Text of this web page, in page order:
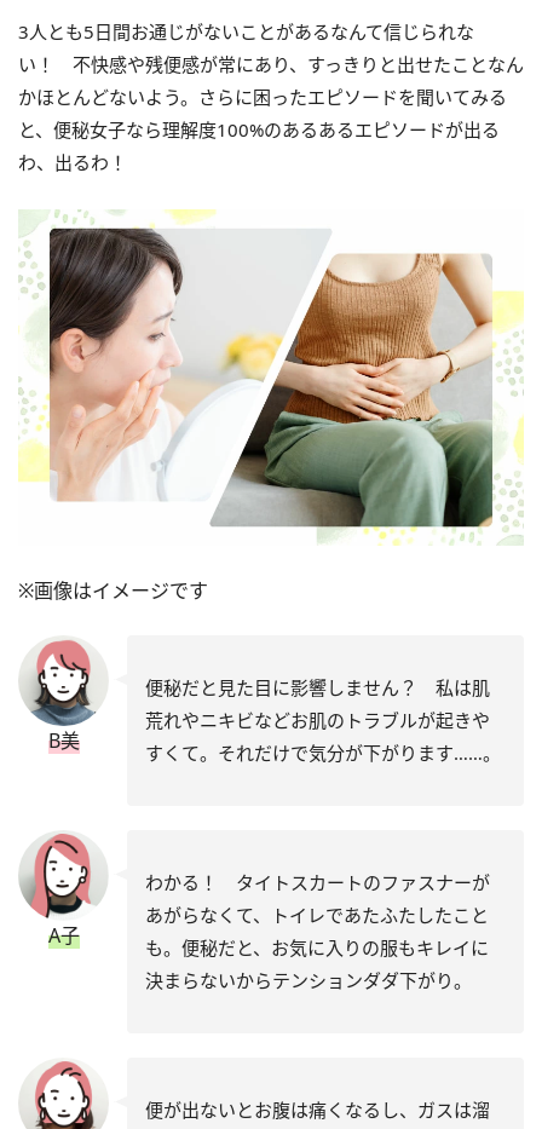
3人とも5日間お通じがないことがあるなんて信じられな
い！ 不快感や残便感が常にあり、すっきりと出せたことなん
かほとんどないよう。さらに困ったエピソードを聞いてみる
と、便秘女子なら理解度100%のあるあるエピソードが出る
わ、出るわ！
※画像はイメージです
B美
便秘だと見た目に影響しません？ 私は肌
荒れやニキビなどお肌のトラブルが起きや
すくて。それだけで気分が下がります……。
A子
わかる！ タイトスカートのファスナーが
あがらなくて、トイレであたふたしたこと
も。便秘だと、お気に入りの服もキレイに
決まらないからテンションダダ下がり。
便が出ないとお腹は痛くなるし、ガスは溜